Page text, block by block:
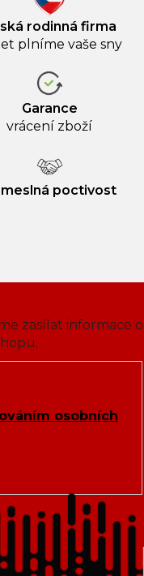
rodinná firma
plníme vaše sny
Garance
vrácení zboží
poctivost
zasílat informace o
osobních